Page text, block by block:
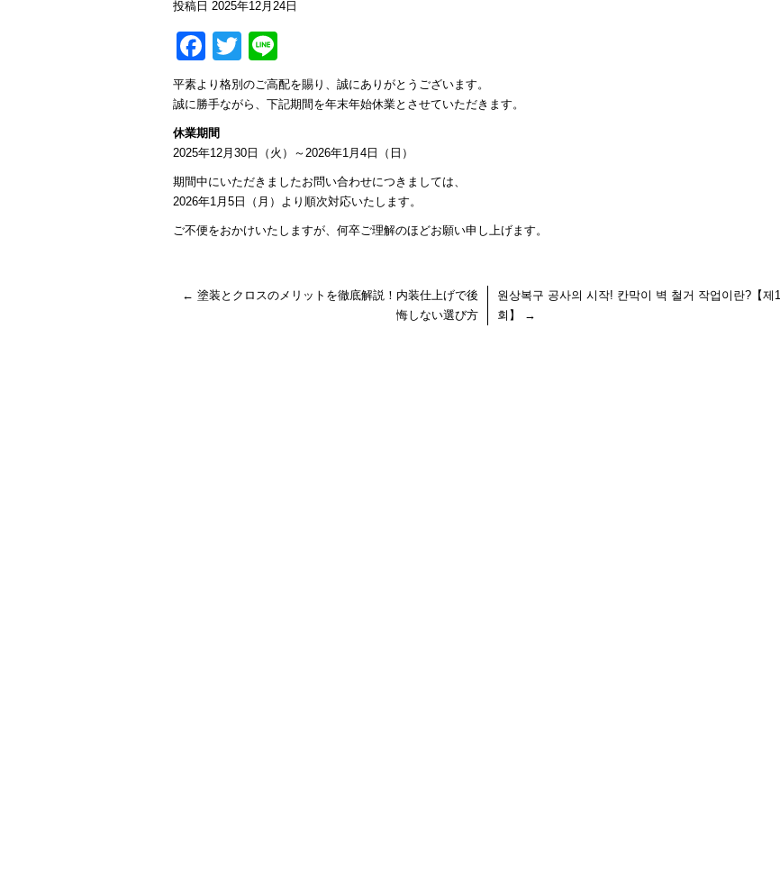
投稿日 2025年12月24日
Facebook
Twitter
平素より格別のご高配を賜り、誠にありがとうございます。
誠に勝手ながら、下記期間を年末年始休業とさせていただきます。
休業期間
2025年12月30日（火）～2026年1月4日（日）
期間中にいただきましたお問い合わせにつきましては、
2026年1月5日（月）より順次対応いたします。
ご不便をおかけいたしますが、何卒ご理解のほどお願い申し上げます。
← 塗装とクロスのメリットを徹底解説！内装仕上げで後
悔しない選び方
원상복구 공사의 시작! 칸막이 벽 철거 작업이란?【제1
회】
→